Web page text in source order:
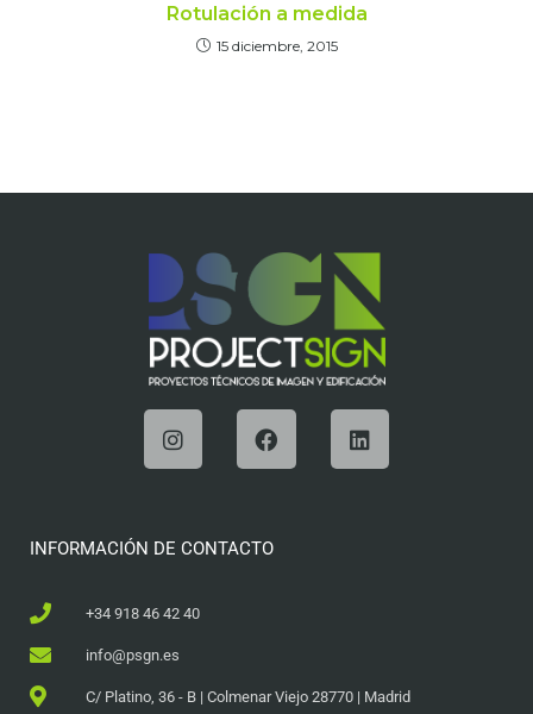
Rotulación a medida
15 diciembre, 2015
INFORMACIÓN DE CONTACTO
+34 918 46 42 40
info@psgn.es
C/ Platino, 36 - B | Colmenar Viejo 28770 | Madrid